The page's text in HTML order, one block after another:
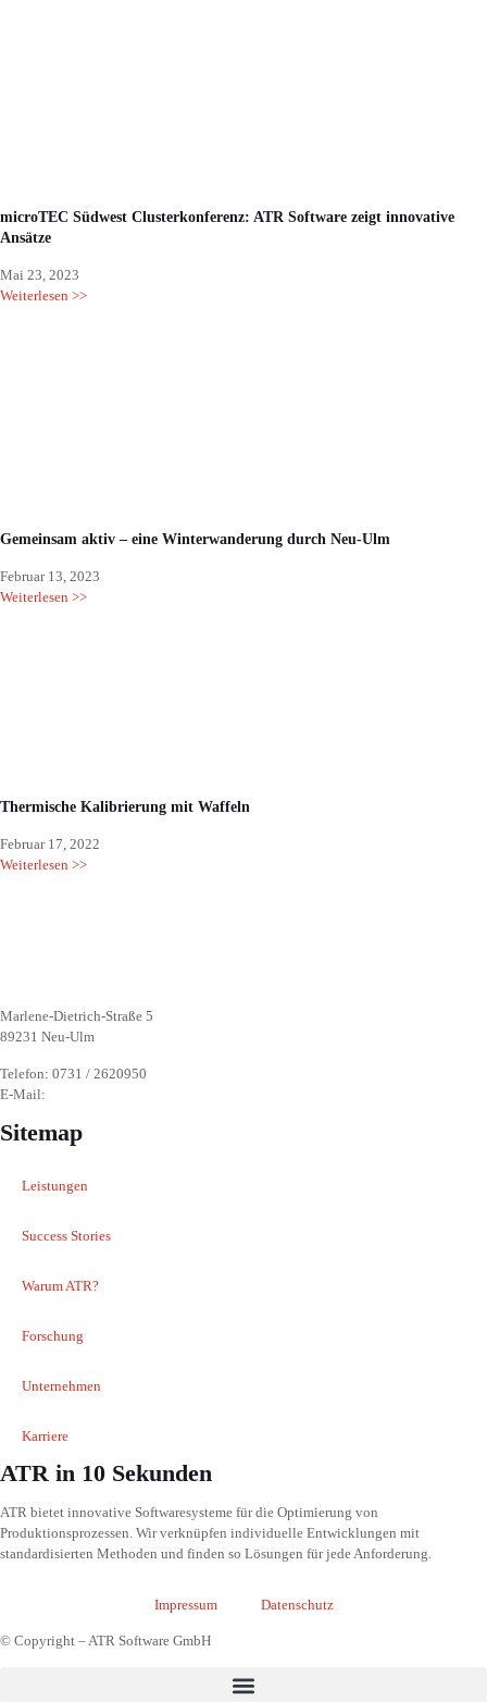
microTEC Südwest Clusterkonferenz: ATR Software zeigt innovative
Ansätze
Mai 23, 2023
Weiterlesen >>
Gemeinsam aktiv – eine Winterwanderung durch Neu-Ulm
Februar 13, 2023
Weiterlesen >>
Thermische Kalibrierung mit Waffeln
Februar 17, 2022
Weiterlesen >>
Marlene-Dietrich-Straße 5
89231 Neu-Ulm
Telefon: 0731 / 2620950
E-Mail:
Sitemap
Leistungen
Success Stories
Warum ATR?
Forschung
Unternehmen
Karriere
ATR in 10 Sekunden
ATR bietet innovative Softwaresysteme für die Optimierung von
Produktionsprozessen. Wir verknüpfen individuelle Entwicklungen mit
standardisierten Methoden und finden so Lösungen für jede Anforderung.
Impressum Datenschutz
© Copyright – ATR Software GmbH